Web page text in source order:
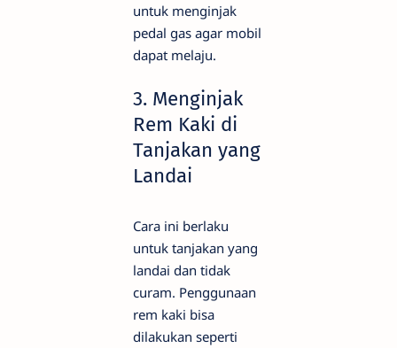
untuk menginjak
pedal gas agar mobil
dapat melaju.
3. Menginjak
Rem Kaki di
Tanjakan yang
Landai
Cara ini berlaku
untuk tanjakan yang
landai dan tidak
curam. Penggunaan
rem kaki bisa
dilakukan seperti